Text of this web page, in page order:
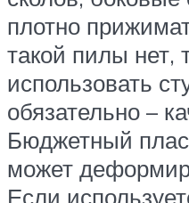
плотно
такой пилы нет,
использовать
обязательно –
Бюджетный
может
Если